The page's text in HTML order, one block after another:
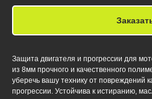
Защита двигателя и прогрессии для
из 8мм прочного и качественного
уберечь вашу технику от повреждений
прогрессии. Устойчива к истиранию,